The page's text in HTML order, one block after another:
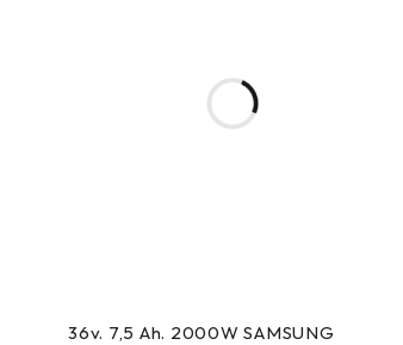
36v. 7,5 Ah. 2000W SAMSUNG